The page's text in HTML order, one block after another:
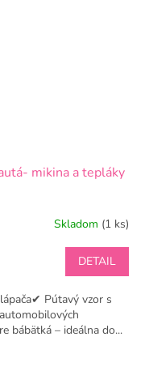
mikina a tepláky
Skladom (1 ks)
DETAIL
Pútavý vzor s
bábätká – ideálna do...